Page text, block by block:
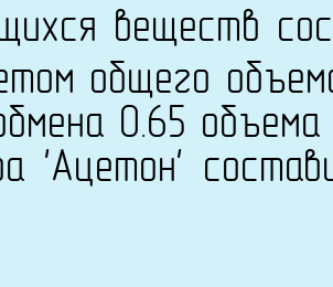
веществ
общего
0.65
'Ацетон'